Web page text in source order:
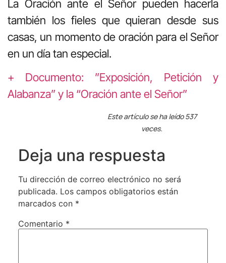
La Oración ante el Señor pueden hacerla
también los fieles que quieran desde sus
casas, un momento de oración para el Señor
en un día tan especial.
+ Documento: ”Exposición, Petición y
Alabanza” y la “Oración ante el Señor”
Este artículo se ha leído 537
veces.
Deja una respuesta
Tu dirección de correo electrónico no será
publicada. Los campos obligatorios están
marcados con *
Comentario *